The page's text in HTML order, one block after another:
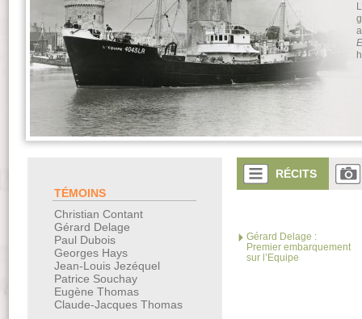
TÉMOINS
Christian Contant
Gérard Delage
Paul Dubois
Georges Hays
Jean-Louis Jezéquel
Patrice Souchay
Eugène Thomas
Claude-Jacques Thomas
RÉCITS
Gérard Delage :
Premier embarquement
sur l’Equipe